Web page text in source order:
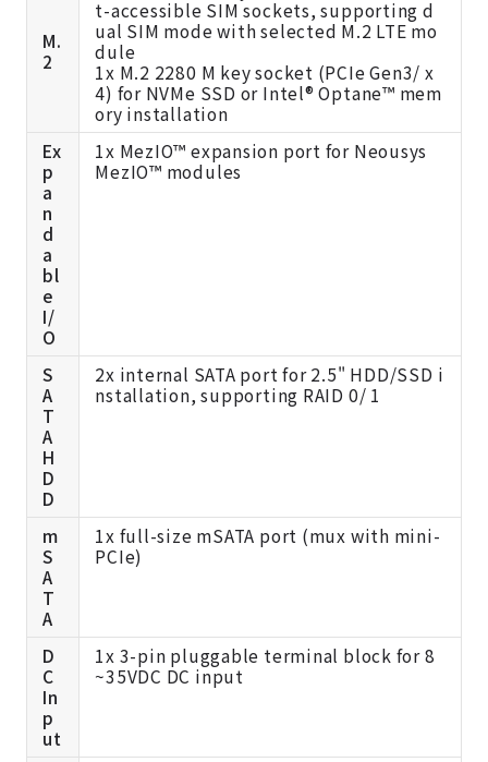
M.
2
t-accessible SIM sockets, supporting d
ual SIM mode with selected M.2 LTE mo
dule
1x M.2 2280 M key socket (PCIe Gen3/ x
4) for NVMe SSD or Intel® Optane™ mem
ory installation
Ex
p
a
n
d
a
bl
e
I/
O
1x MezIO™ expansion port for Neousys
MezIO™ modules
S
A
T
A
H
D
D
2x internal SATA port for 2.5" HDD/SSD i
nstallation, supporting RAID 0/ 1
m
S
A
T
A
1x full-size mSATA port (mux with mini-
PCIe)
D
C
In
p
ut
1x 3-pin pluggable terminal block for 8
~35VDC DC input